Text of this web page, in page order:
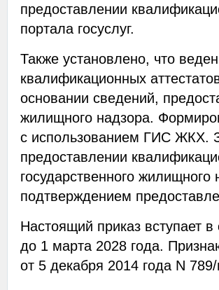
предоставлении
портала госуслуг.
Также установлено, что
квалификационных
основании сведений,
жилищного надзора.
с использованием ГИС ЖКХ.
предоставлении
государственного
подтверждением
Настоящий приказ вступает
до 1 марта 2028 года.
от 5 декабря 2014 года N